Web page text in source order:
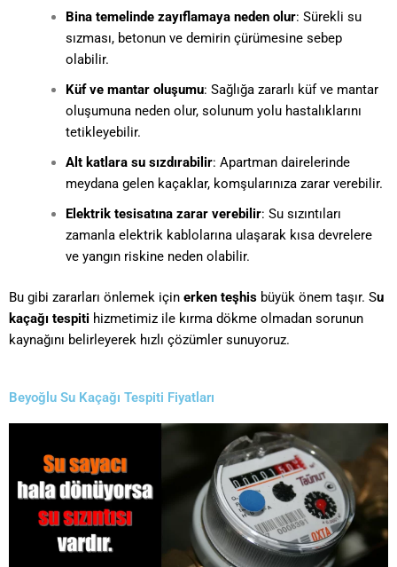
Bina temelinde zayıflamaya neden olur: Sürekli su
sızması, betonun ve demirin çürümesine sebep
olabilir.
Küf ve mantar oluşumu: Sağlığa zararlı küf ve mantar
oluşumuna neden olur, solunum yolu hastalıklarını
tetikleyebilir.
Alt katlara su sızdırabilir: Apartman dairelerinde
meydana gelen kaçaklar, komşularınıza zarar verebilir.
Elektrik tesisatına zarar verebilir: Su sızıntıları
zamanla elektrik kablolarına ulaşarak kısa devrelere
ve yangın riskine neden olabilir.
Bu gibi zararları önlemek için erken teşhis büyük önem taşır. Su
kaçağı tespiti hizmetimiz ile kırma dökme olmadan sorunun
kaynağını belirleyerek hızlı çözümler sunuyoruz.
Beyoğlu Su Kaçağı Tespiti Fiyatları